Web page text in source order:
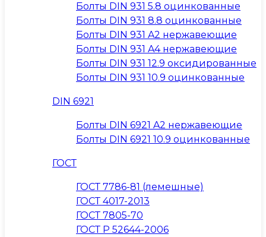
Болты DIN 931 5.8 оцинкованные
Болты DIN 931 8.8 оцинкованные
Болты DIN 931 A2 нержавеющие
Болты DIN 931 A4 нержавеющие
Болты DIN 931 12.9 оксидированные
Болты DIN 931 10.9 оцинкованные
DIN 6921
Болты DIN 6921 A2 нержавеющие
Болты DIN 6921 10.9 оцинкованные
ГОСТ
ГОСТ 7786-81 (лемешные)
ГОСТ 4017-2013
ГОСТ 7805-70
ГОСТ Р 52644-2006